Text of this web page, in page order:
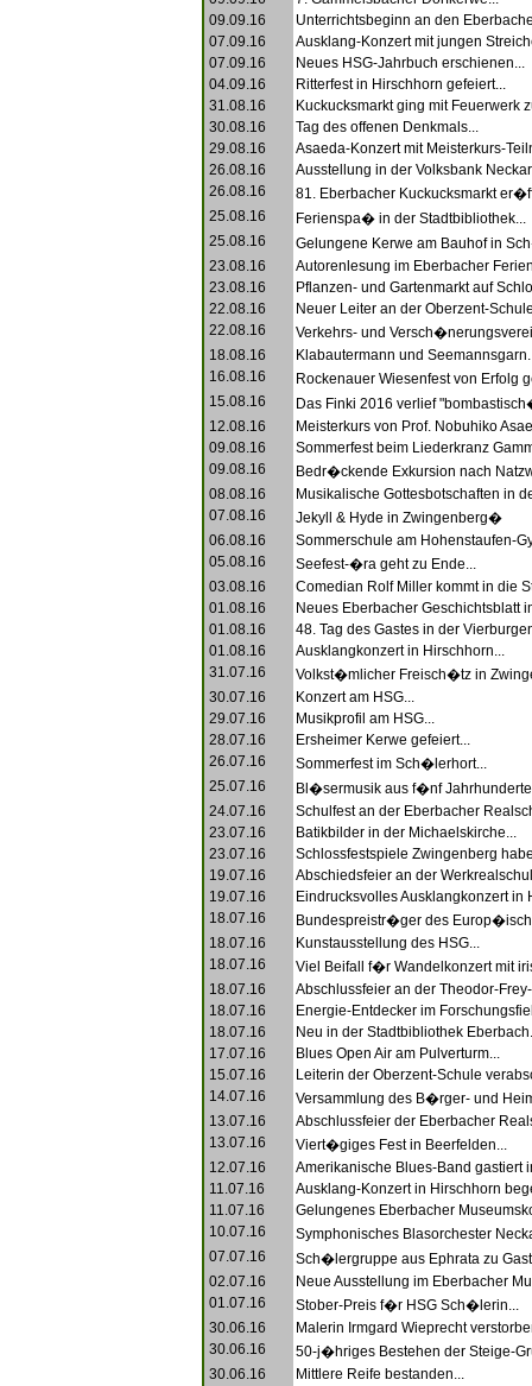
09.09.16
Unterrichtsbeginn an den
07.09.16
Ausklang-Konzert mit jungen
07.09.16
Neues HSG-Jahrbuch erschienen...
04.09.16
Ritterfest in Hirschhorn gefeiert...
31.08.16
Kuckucksmarkt ging mit Feuerwerk
30.08.16
Tag des offenen Denkmals...
29.08.16
Asaeda-Konzert mit Meisterkurs-
26.08.16
Ausstellung in der Volksbank
26.08.16
81. Eberbacher Kuckucksmarkt
25.08.16
Ferienspa� in der Stadtbibliothek...
25.08.16
Gelungene Kerwe am Bauhof in
23.08.16
Autorenlesung im Eberbacher
23.08.16
Pflanzen- und Gartenmarkt auf
22.08.16
Neuer Leiter an der Oberzent-
22.08.16
Verkehrs- und
18.08.16
Klabautermann und
16.08.16
Rockenauer Wiesenfest von Erfolg
15.08.16
Das Finki 2016 verlief
12.08.16
Meisterkurs von Prof. Nobuhiko
09.08.16
Sommerfest beim Liederkranz
09.08.16
Bedr�ckende Exkursion nach
08.08.16
Musikalische Gottesbotschaften in
07.08.16
Jekyll & Hyde in Zwingenberg�
06.08.16
Sommerschule am Hohenstaufen-
05.08.16
Seefest-�ra geht zu Ende...
03.08.16
Comedian Rolf Miller kommt in die
01.08.16
Neues Eberbacher Geschichtsblatt
01.08.16
48. Tag des Gastes in der
01.08.16
Ausklangkonzert in Hirschhorn...
31.07.16
Volkst�mlicher Freisch�tz in
30.07.16
Konzert am HSG...
29.07.16
Musikprofil am HSG...
28.07.16
Ersheimer Kerwe gefeiert...
26.07.16
Sommerfest im Sch�lerhort...
25.07.16
Bl�sermusik aus f�nf
24.07.16
Schulfest an der Eberbacher
23.07.16
Batikbilder in der Michaelskirche...
23.07.16
Schlossfestspiele Zwingenberg
19.07.16
Abschiedsfeier an der
19.07.16
Eindrucksvolles Ausklangkonzert in
18.07.16
Bundespreistr�ger des
18.07.16
Kunstausstellung des HSG...
18.07.16
Viel Beifall f�r Wandelkonzert mit
18.07.16
Abschlussfeier an der Theodor-
18.07.16
Energie-Entdecker im
18.07.16
Neu in der Stadtbibliothek
17.07.16
Blues Open Air am Pulverturm...
15.07.16
Leiterin der Oberzent-Schule
14.07.16
Versammlung des B�rger- und
13.07.16
Abschlussfeier der Eberbacher
13.07.16
Viert�giges Fest in Beerfelden...
12.07.16
Amerikanische Blues-Band gastiert
11.07.16
Ausklang-Konzert in Hirschhorn
11.07.16
Gelungenes Eberbacher
10.07.16
Symphonisches Blasorchester
07.07.16
Sch�lergruppe aus Ephrata zu
02.07.16
Neue Ausstellung im Eberbacher
01.07.16
Stober-Preis f�r HSG Sch�lerin...
30.06.16
Malerin Irmgard Wieprecht
30.06.16
50-j�hriges Bestehen der Steige-
30.06.16
Mittlere Reife bestanden...